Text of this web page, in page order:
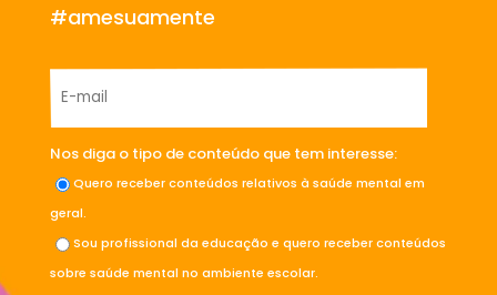
#amesuamente
Nos diga o tipo de conteúdo que tem interesse:
Quero receber conteúdos relativos à saúde mental em
geral.
Sou profissional da educação e quero receber conteúdos
sobre saúde mental no ambiente escolar.